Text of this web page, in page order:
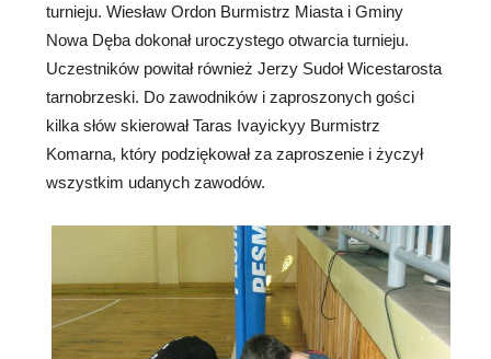
turnieju. Wiesław Ordon Burmistrz Miasta i Gminy
Nowa Dęba dokonał uroczystego otwarcia turnieju.
Uczestników powitał również Jerzy Sudoł Wicestarosta
tarnobrzeski. Do zawodników i zaproszonych gości
kilka słów skierował Taras Ivayickyy Burmistrz
Komarna, który podziękował za zaproszenie i życzył
wszystkim udanych zawodów.